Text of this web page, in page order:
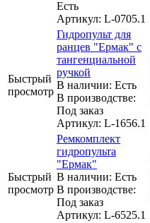
Есть
Артикул: L-0705.1
Быстрый
просмотр
Гидропульт для
ранцев "Ермак" с
тангенциальной
ручкой
В наличии: Eсть
В производстве:
Под заказ
Артикул: L-1656.1
Быстрый
просмотр
Ремкомплект
гидропульта
"Ермак"
В наличии: Eсть
В производстве:
Под заказ
Артикул: L-6525.1